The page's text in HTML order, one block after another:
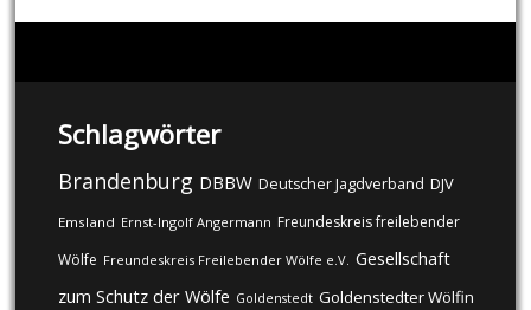
Schlagwörter
Brandenburg DBBW Deutscher Jagdverband DJV
Emsland Ernst-Ingolf Angermann Freundeskreis freilebender
Wölfe Freundeskreis Freilebender Wölfe e.V. Gesellschaft
zum Schutz der Wölfe Goldenstedt Goldenstedter Wölfin